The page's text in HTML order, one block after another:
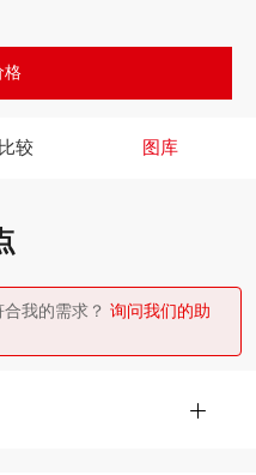
格
较 图库
我的需求？ 询问我们的助